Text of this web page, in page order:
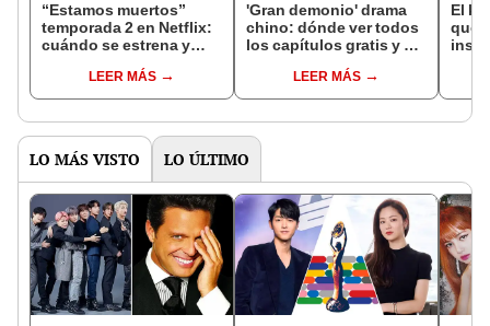
“Estamos muertos”
temporada 2 en Netflix:
cuándo se estrena y
temporadaLEER MÁS
'Gran demonio' drama
chino: dónde ver todos
los capítulos gratis y en
LEER MÁS
El k-
que
LO MÁS VISTO LO ÚLTIMO